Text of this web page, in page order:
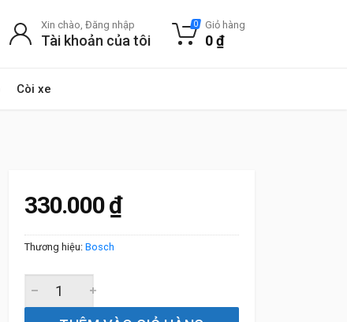
Còi xe
Xin chào, Đăng nhập
Tài khoản của tôi
0 Giỏ hàng
0₫
330.000₫
Thương hiệu: Bosch